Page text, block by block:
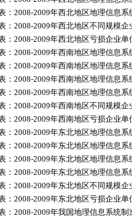
：2008-2009年西北地区地理信息
：2008-2009年西北地区不同规模企
：2008-2009年西北地区亏损企业
：2008-2009年西南地区地理信息
：2008-2009年西南地区地理信息
：2008-2009年西南地区地理信息
：2008-2009年西南地区地理信息
：2008-2009年西南地区不同规模企
：2008-2009年西南地区亏损企业
：2008-2009年东北地区地理信息
：2008-2009年东北地区地理信息
：2008-2009年东北地区地理信息
：2008-2009年东北地区地理信息
：2008-2009年东北地区不同规模企
：2008-2009年东北地区亏损企业
：2008-2009年我国地理信息系统